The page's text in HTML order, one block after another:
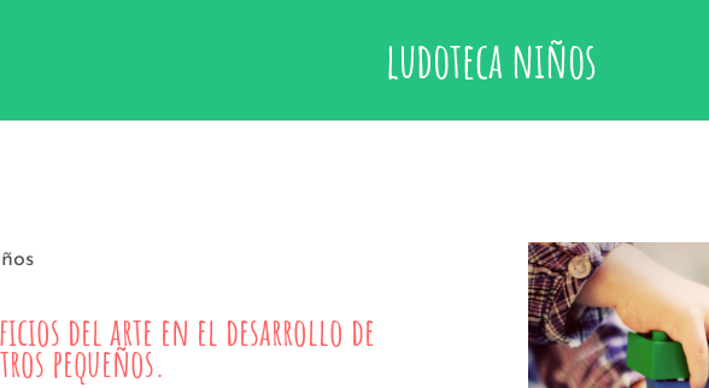
ludoteca niños
del arte en el desarrollo de nuestros
del arte en el desarrollo de
pequeños.